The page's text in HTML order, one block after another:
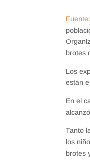
brotes
Los
están
En el
Tanto
los
brotes